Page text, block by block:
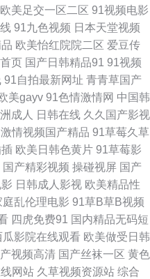
续剧 午夜国产大片免费观 爱淫网
张津谕完整版在 国产人妻精品区
二区三区在线视频 国产精品福利
视频精品专区 成人电影92福利 久
蓄网站 日本色天堂 伊人大香蕉黄
源网 99超碰成人网 韩国黄色无码
看 亚洲欧美vr色区 操逼福利 精品
国产高清国内精品福利 欧美经典
欧美足交一区二区 91视频电影
91九色视频 日本天堂视频
欧美怡红院院二区 爱豆传
页 国产日韩精品91 91视频
91自拍最新网址 青青草国产
美gayv 91色情激情网 中国韩
成人 日韩在线 久久国产影视
激情视频国产精品 91草莓久草
欧美日韩色黄片 91草莓影
国产精彩视频 操碰视屏 国产
日韩成人影视 欧美精品性
庭乱伦理电影 91草B草B视频
四虎免费91 国内精品无码短
瓜影院在线观看 欧美做受日韩
视频高清 国产丝袜一区 黄色
网站 久草视频资源站 综合